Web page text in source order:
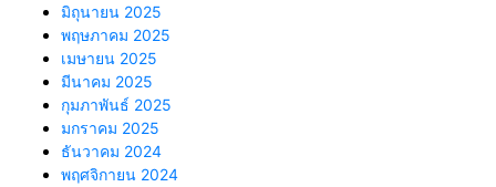
มิถุนายน 2025
พฤษภาคม 2025
เมษายน 2025
มีนาคม 2025
กุมภาพันธ์ 2025
มกราคม 2025
ธันวาคม 2024
พฤศจิกายน 2024